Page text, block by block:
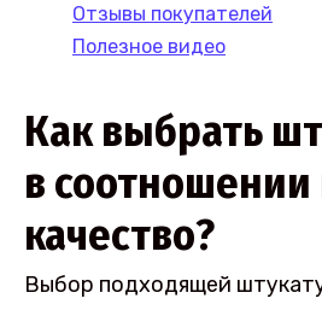
Отзывы покупателей
Полезное видео
Как выбрать
в
качество?
Выбор подходящей